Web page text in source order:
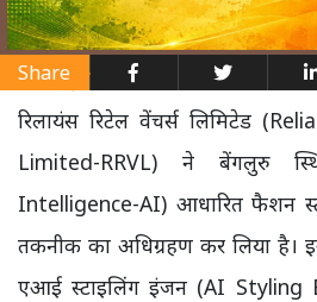
Share
रिलायंस रिटेल वेंचर्स लिमिटेड
Limited-RRVL) ने बेंगलुरु
Intelligence-AI) आधारित फैशन
तकनीक का अधिग्रहण कर लिया है।
एआई स्टाइलिंग इंजन (AI Styling